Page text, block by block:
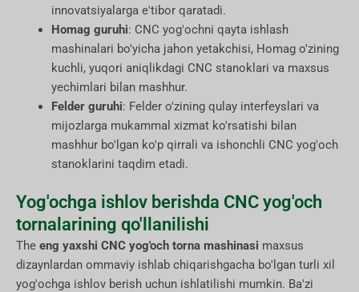
innovatsiyalarga e'tibor qaratadi.
Homag guruhi: CNC yog'ochni qayta ishlash
mashinalari bo'yicha jahon yetakchisi, Homag o'zining
kuchli, yuqori aniqlikdagi CNC stanoklari va maxsus
yechimlari bilan mashhur.
Felder guruhi: Felder o'zining qulay interfeyslari va
mijozlarga mukammal xizmat ko'rsatishi bilan
mashhur bo'lgan ko'p qirrali va ishonchli CNC yog'och
stanoklarini taqdim etadi.
Yog'ochga ishlov berishda CNC yog'och
tornalarining qo'llanilishi
The eng yaxshi CNC yog'och torna mashinasi maxsus
dizaynlardan ommaviy ishlab chiqarishgacha bo'lgan turli xil
yog'ochga ishlov berish uchun ishlatilishi mumkin. Ba'zi